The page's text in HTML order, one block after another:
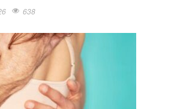
638